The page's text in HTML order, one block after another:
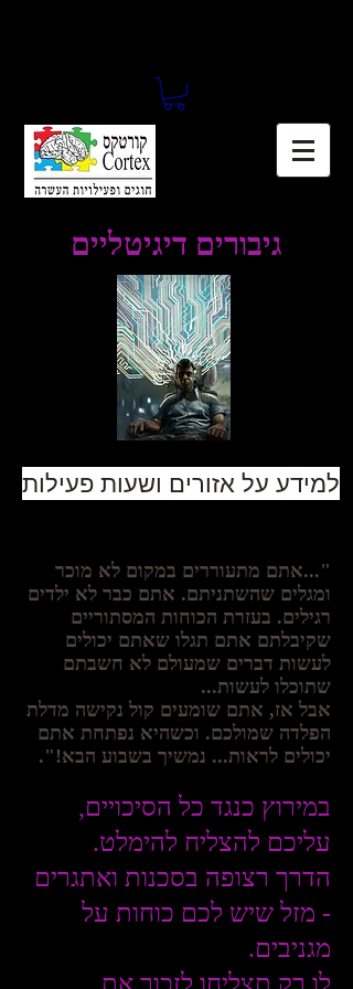
גיבורים דיגיטליים
למידע על אזורים ושעות פעילות
"...אתם מתעוררים במקום לא מוכר
ומגלים שהשתניתם. אתם כבר לא ילדים
רגילים. בעזרת הכוחות המסתוריים
שקיבלתם אתם תגלו שאתם יכולים
לעשות דברים שמעולם לא חשבתם
שתוכלו לעשות...
אבל אז, אתם שומעים קול נקישה מדלת
הפלדה שמולכם. וכשהיא נפתחת אתם
יכולים לראות... נמשיך בשבוע הבא!".
במירוץ כנגד כל הסיכויים,
עליכם להצליח להימלט.
הדרך רצופה בסכנות ואתגרים
- מזל שיש לכם כוחות על
מגניבים.